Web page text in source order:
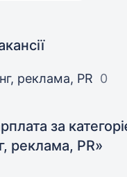
реклама, PR 0
за
реклама, PR»